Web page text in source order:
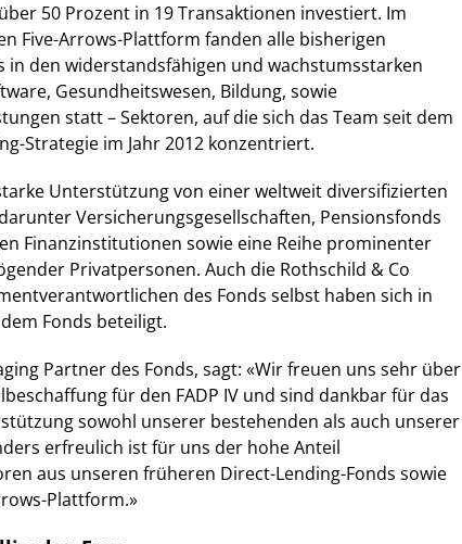
50 Prozent in 19 Transaktionen investiert. Im
Five-Arrows-Plattform fanden alle bisherigen
in den widerstandsfähigen und wachstumsstarken
Gesundheitswesen, Bildung, sowie
statt – Sektoren, auf die sich das Team seit dem
Strategie im Jahr 2012 konzentriert.
Unterstützung von einer weltweit diversifizierten
Versicherungsgesellschaften, Pensionsfonds
Finanzinstitutionen sowie eine Reihe prominenter
Privatpersonen. Auch die Rothschild & Co
des Fonds selbst haben sich in
Fonds beteiligt.
Partner des Fonds, sagt: «Wir freuen uns sehr über
für den FADP IV und sind dankbar für das
sowohl unserer bestehenden als auch unserer
erfreulich ist für uns der hohe Anteil
aus unseren früheren Direct-Lending-Fonds sowie
Plattform.»